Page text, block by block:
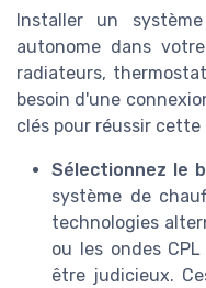
Installer un
autonome dans
radiateurs,
besoin d'une
clés pour réussir
Sélectionnez le
système de
technologies
ou les ondes
être judicieux.